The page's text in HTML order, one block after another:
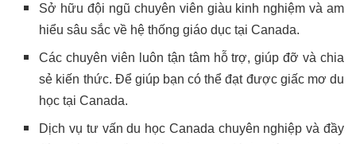
Sở hữu đội ngũ chuyên viên giàu kinh nghiệm và am
hiểu sâu sắc về hệ thống giáo dục tại Canada.
Các chuyên viên luôn tận tâm hỗ trợ, giúp đỡ và chia
sẻ kiến thức. Để giúp bạn có thể đạt được giấc mơ du
học tại Canada.
Dịch vụ tư vấn du học Canada chuyên nghiệp và đầy